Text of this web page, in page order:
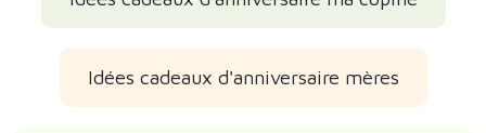
Idées cadeaux d'anniversaire mères